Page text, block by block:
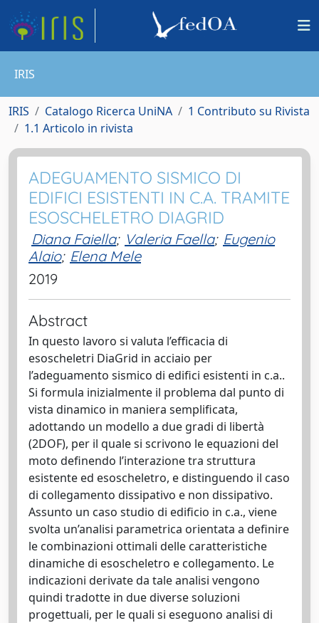
IRIS
IRIS Catalogo Ricerca UniNA
1 Contributo su Rivista
1.1 Articolo in rivista
ADEGUAMENTO SISMICO DI
EDIFICI ESISTENTI IN C.A. TRAMITE
ESOSCHELETRO DIAGRID
Diana Faiella; Valeria Faella; Eugenio
Alaio; Elena Mele
2019
Abstract
In questo lavoro si valuta l’efficacia di
esoscheletri DiaGrid in acciaio per
l’adeguamento sismico di edifici esistenti in c.a..
Si formula inizialmente il problema dal punto di
vista dinamico in maniera semplificata,
adottando un modello a due gradi di libertà
(2DOF), per il quale si scrivono le equazioni del
moto definendo l’interazione tra struttura
esistente ed esoscheletro, e distinguendo il caso
di collegamento dissipativo e non dissipativo.
Assunto un caso studio di edificio in c.a., viene
svolta un’analisi parametrica orientata a definire
le combinazioni ottimali delle caratteristiche
dinamiche di esoscheletro e collegamento. Le
indicazioni derivate da tale analisi vengono
quindi tradotte in due diverse soluzioni
progettuali, per le quali si eseguono analisi di